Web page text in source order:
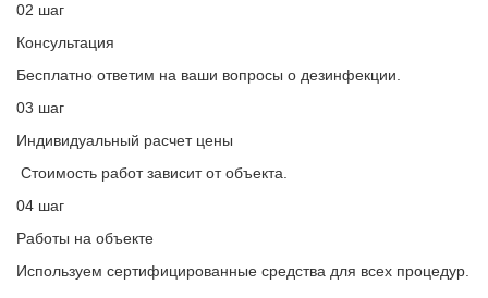
02 шаг
Консультация
Бесплатно ответим на ваши вопросы о дезинфекции.
03 шаг
Индивидуальный расчет цены
Стоимость работ зависит от объекта.
04 шаг
Работы на объекте
Используем сертифицированные средства для всех процедур.